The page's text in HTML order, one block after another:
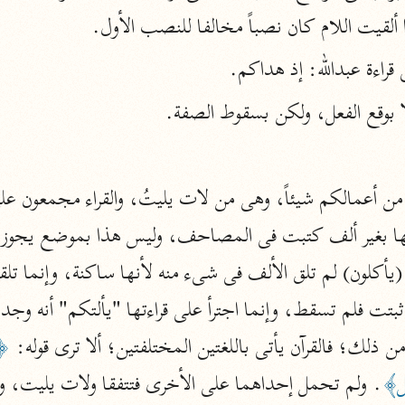
نحو ١١ مجلدًا
التسهيل لعلوم التنزيل
ابن جُزَيّ (٧٤١ هـ)
نحو ٣ مجلدات
موسوعات
روح المعاني
الآلوسي (١٢٧٠ هـ)
نحو ٢٨ مجلدًا
مفاتيح الغيب
فخر الدين الرازي (٦٠٦ هـ)
نحو ٢٤ مجلدًا
ألقيت اللام كان نصباً مخالفا للنصب الأول.
عبدالله: إذ هداكم.
الفعل، ولكن بسقوط الصفة.
فلم تسقط، وإنما اجترأ على قراءتها "يألتكم" أنه وجد
فالقرآن يأتى باللغتين المختلفتين؛ ألا ترى قوله: